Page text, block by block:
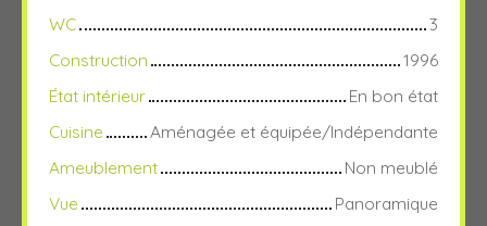
WC
3
Construction
1996
État intérieur
En bon état
Cuisine
Aménagée et équipée/Indépendante
Ameublement
Non meublé
Vue
Panoramique